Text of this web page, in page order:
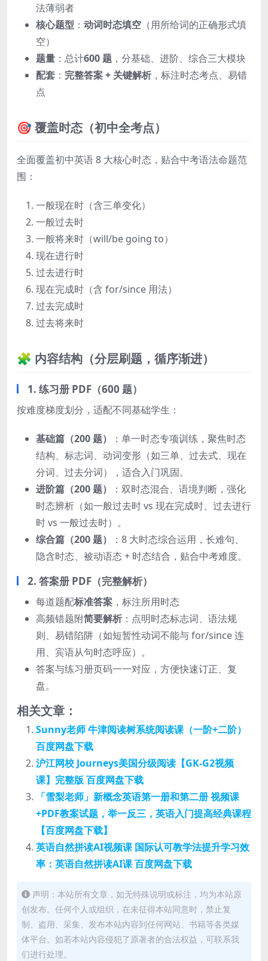
法薄弱者
核心题型 ： 动词时态填空 （用所给词的正确形式填
空）
题量 ：总计600 题 ，分基础、进阶、综合三大模块
配套 ： 完整答案 + 关键解析 ，标注时态考点、易错
点
🎯 覆盖时态（初中全考点）
全面覆盖初中英语 8 大核心时态，贴合中考语法命题范
围：
一般现在时（含三单变化）
一般过去时
一般将来时（will/be going to）
现在进行时
过去进行时
现在完成时（含 for/since 用法）
过去完成时
过去将来时
🧩 内容结构（分层刷题，循序渐进）
1. 练习册 PDF（600 题）
按难度梯度划分，适配不同基础学生：
基础篇（200 题）
：单一时态专项训练，聚焦时态
结构、标志词、动词变形（如三单、过去式、现在
分词、过去分词），适合入门巩固。
进阶篇（200 题）
：双时态混合、语境判断，强化
时态辨析（如一般过去时 vs 现在完成时、过去进行
时 vs 一般过去时）。
综合篇（200 题）
：8 大时态综合运用，长难句、
隐含时态、被动语态 + 时态结合，贴合中考难度。
2. 答案册 PDF（完整解析）
每道题配标准答案 ，标注所用时态
高频错题附简要解析 ：点明时态标志词、语法规
则、易错陷阱（如短暂性动词不能与 for/since 连
用、宾语从句时态呼应）。
答案与练习册页码一一对应，方便快速订正、复
盘。
相关文章：
Sunny老师 牛津阅读树系统阅读课（一阶+二阶）
百度网盘下载
沪江网校 Journeys美国分级阅读【GK-G2视频
课】完整版 百度网盘下载
「雪梨老师」新概念英语第一册和第二册 视频课
+PDF教案试题，举一反三，英语入门提高经典课程
【百度网盘下载】
英语自然拼读AI视频课 国际认可教学法提升学习效
率：英语自然拼读AI课 百度网盘下载
声明：本站所有文章，如无特殊说明或标注，均为本站原
创发布。任何个人或组织，在未征得本站同意时，禁止复
制、盗用、采集、发布本站内容到任何网站、书籍等各类媒
体平台。如若本站内容侵犯了原著者的合法权益，可联系我
们进行处理。